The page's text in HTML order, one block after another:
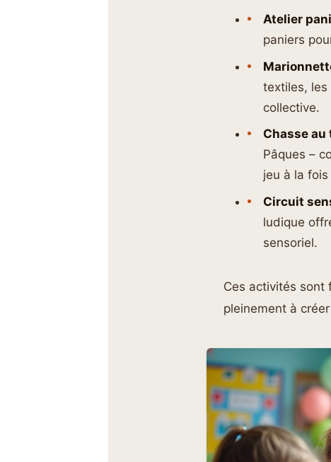
Atelier
paniers
textiles, les
collective.
Chasse
Pâques –
jeu à la
Circuit
ludique
sensoriel.
Ces activités sont
pleinement à